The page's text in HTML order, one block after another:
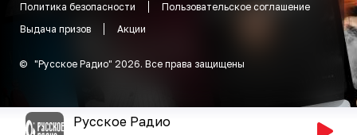
Политика безопасности
Пользовательское соглашение
Выдача призов
Акции
© "Русское Радио" 2026. Все права защищены
Русское Радио